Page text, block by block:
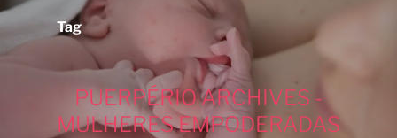
Tag
PUERPÉRIO ARCHIVES -
MULHERES EMPODERADAS